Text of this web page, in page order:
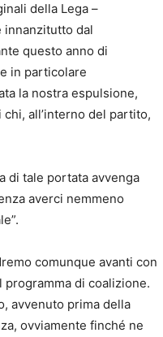
della Lega –
innanzitutto dal
questo anno di
in particolare
la nostra espulsione,
all’interno del partito,
di tale portata avvenga
averci nemmeno
comunque avanti con
di coalizione.
avvenuto prima della
ovviamente finché ne